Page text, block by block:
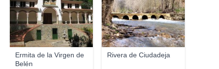
Ermita de la Virgen de
Belén
Rivera de Ciudadeja